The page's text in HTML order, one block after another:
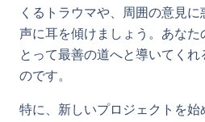
くるトラウマや、周囲の意見
声に耳を傾けましょう。あな
とって最善の道へと導いてく
のです。
特に、新しいプロジェクトを始